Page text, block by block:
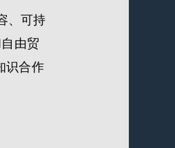
、可持
由贸
识合作